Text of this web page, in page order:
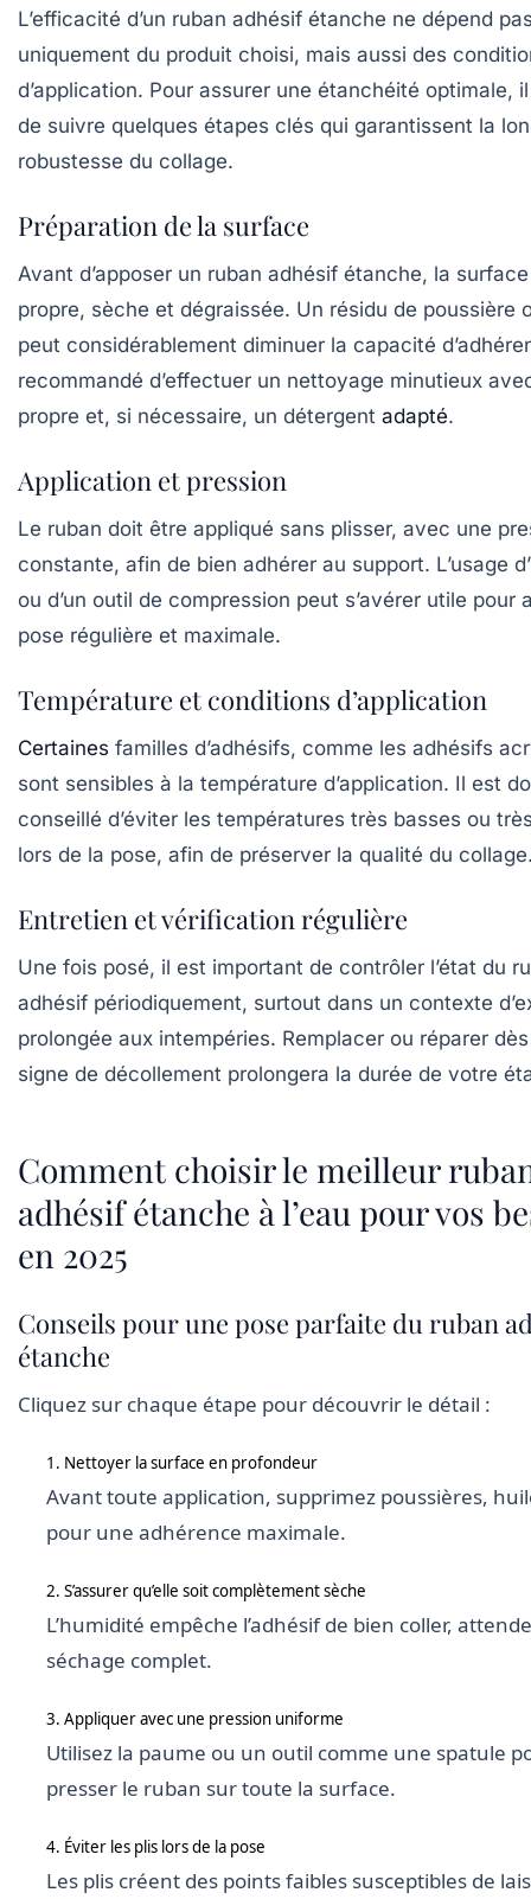
L’efficacité d’un ruban adhésif étanche ne dépend
uniquement du produit choisi, mais aussi des
d’application. Pour assurer une étanchéité optimale,
de suivre quelques étapes clés qui garantissent la
robustesse du collage.
Préparation de la surface
Avant d’apposer un ruban adhésif étanche, la
propre, sèche et dégraissée. Un résidu de poussière
peut considérablement diminuer la capacité
recommandé d’effectuer un nettoyage minutieux
propre et, si nécessaire, un détergent adapté.
Application et pression
Le ruban doit être appliqué sans plisser, avec une
constante, afin de bien adhérer au support. L’usage
ou d’un outil de compression peut s’avérer utile pour
pose régulière et maximale.
Température et conditions d’application
Certaines familles d’adhésifs, comme les adhésifs
sont sensibles à la température d’application. Il est
conseillé d’éviter les températures très basses ou
lors de la pose, afin de préserver la qualité du
Entretien et vérification régulière
Une fois posé, il est important de contrôler l’état du
adhésif périodiquement, surtout dans un contexte
prolongée aux intempéries. Remplacer ou réparer
signe de décollement prolongera la durée de votre
Comment choisir le meilleur
adhésif étanche à l’eau pour vos
en 2025
Conseils pour une pose parfaite du ruban
étanche
Cliquez sur chaque étape pour découvrir le détail :
1. Nettoyer la surface en profondeur
Avant toute application, supprimez poussières,
pour une adhérence maximale.
2. S’assurer qu’elle soit complètement sèche
L’humidité empêche l’adhésif de bien coller,
séchage complet.
3. Appliquer avec une pression uniforme
Utilisez la paume ou un outil comme une spatule
presser le ruban sur toute la surface.
4. Éviter les plis lors de la pose
Les plis créent des points faibles susceptibles de